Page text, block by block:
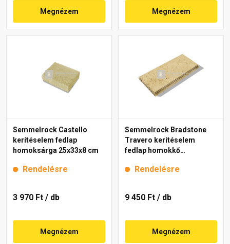
Megnézem Megnézem
Semmelrock Castello
kerítéselem fedlap
homoksárga 25x33x8 cm
Rendelésre
3 970 Ft / db
Megnézem
Semmelrock Bradstone
Travero kerítéselem
fedlap homokkő
Rendelésre
9 450 Ft / db
Megnézem